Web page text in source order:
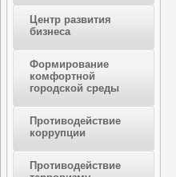
Центр развития
бизнеса
Формирование
комфортной
городской среды
Противодействие
коррупции
Противодействие